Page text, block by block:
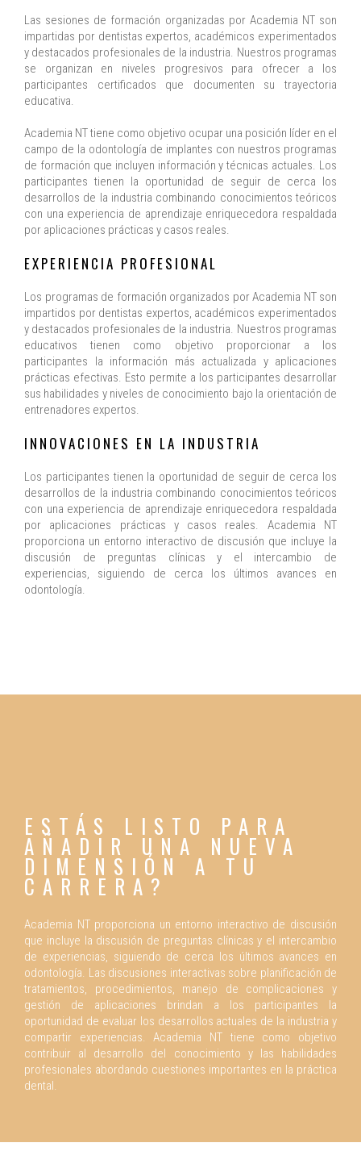
Las sesiones de formación organizadas por Academia NT son
impartidas por dentistas expertos, académicos experimentados
y destacados profesionales de la industria. Nuestros programas
se organizan en niveles progresivos para ofrecer a los
participantes certificados que documenten su trayectoria
educativa.
Academia NT tiene como objetivo ocupar una posición líder en el
campo de la odontología de implantes con nuestros programas
de formación que incluyen información y técnicas actuales. Los
participantes tienen la oportunidad de seguir de cerca los
desarrollos de la industria combinando conocimientos teóricos
con una experiencia de aprendizaje enriquecedora respaldada
por aplicaciones prácticas y casos reales.
EXPERIENCIA PROFESIONAL
Los programas de formación organizados por Academia NT son
impartidos por dentistas expertos, académicos experimentados
y destacados profesionales de la industria. Nuestros programas
educativos tienen como objetivo proporcionar a los
participantes la información más actualizada y aplicaciones
prácticas efectivas. Esto permite a los participantes desarrollar
sus habilidades y niveles de conocimiento bajo la orientación de
entrenadores expertos.
INNOVACIONES EN LA INDUSTRIA
Los participantes tienen la oportunidad de seguir de cerca los
desarrollos de la industria combinando conocimientos teóricos
con una experiencia de aprendizaje enriquecedora respaldada
por aplicaciones prácticas y casos reales. Academia NT
proporciona un entorno interactivo de discusión que incluye la
discusión de preguntas clínicas y el intercambio de
experiencias, siguiendo de cerca los últimos avances en
odontología.
ESTÁS LISTO PARA
AÑADIR UNA NUEVA
DIMENSIÓN A TU
CARRERA?
Academia NT proporciona un entorno interactivo de discusión
que incluye la discusión de preguntas clínicas y el intercambio
de experiencias, siguiendo de cerca los últimos avances en
odontología. Las discusiones interactivas sobre planificación de
tratamientos, procedimientos, manejo de complicaciones y
gestión de aplicaciones brindan a los participantes la
oportunidad de evaluar los desarrollos actuales de la industria y
compartir experiencias. Academia NT tiene como objetivo
contribuir al desarrollo del conocimiento y las habilidades
profesionales abordando cuestiones importantes en la práctica
dental.